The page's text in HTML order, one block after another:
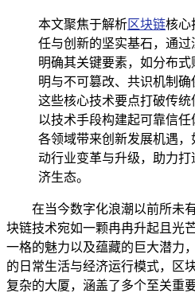
本文聚焦于解析区块链核心
任与创新的坚实基石，通过
明确其关键要素，如分布
明与不可篡改、共识机制确
这些核心技术要点打破传统
以技术手段构建起可靠信
各领域带来创新发展机遇
动行业变革与升级，助力
济生态。
在当今数字化浪潮以前所未
块链技术宛如一颗冉冉升起且光
一格的魅力以及蕴藏的巨大潜力
的日常生活与经济运行模式，区
复杂的大厦，涵盖了多个至关重